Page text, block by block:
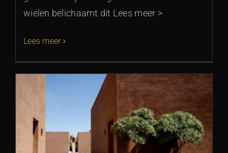
wielen belichaamt dit Lees meer >
Lees meer